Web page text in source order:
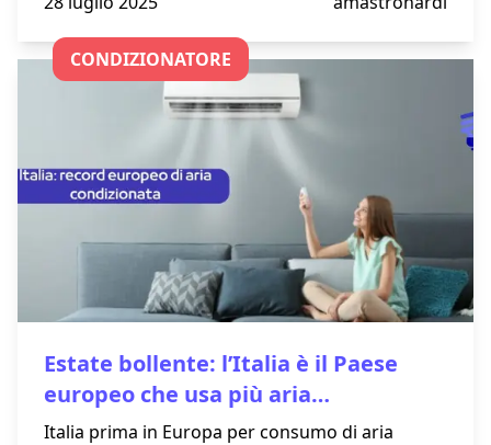
reattore sperimentale DTT. Questo impianto
all’avanguardia, situato presso il centro ENEA di
Frascati, permetterà di testare 26 magneti
superconduttori in condizioni estreme,
garantendo affidabilità, sicurezza e prestazioni
elevate per il contenimento del plasma nella
fusione nucleare.
CONDIZIONATORE
Estate bollente: l’Italia è il Paese
europeo che usa più aria
condizionata
Italia prima in Europa per consumo di aria